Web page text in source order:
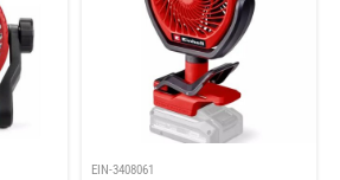
EIN-3408061